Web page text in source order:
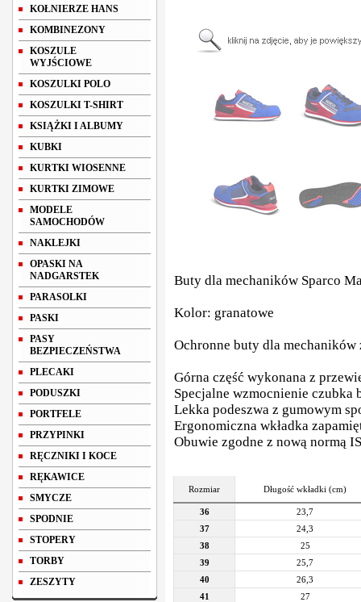
KOŁNIERZE HANS
KOMBINEZONY
KOSZULE
WYJŚCIOWE
KOSZULKI POLO
KOSZULKI T-SHIRT
KSIĄŻKI I ALBUMY
KUBKI
KURTKI WIOSENNE
KURTKI ZIMOWE
MODELE
SAMOCHODÓW
NAKLEJKI
OPASKI NA
NADGARSTEK
PARASOLKI
PASKI
PASY
BEZPIECZEŃSTWA
PLECAKI
PODUSZKI
PORTFELE
PRZYPINKI
RĘCZNIKI I KOCE
RĘKAWICE
SMYCZE
SPODNIE
STOPERY
TORBY
ZESZYTY
Buty dla mechaników Sparco
Kolor: granatowe
Ochronne buty dla
Górna część wykonana z
Specjalne wzmocnienie czubka
Lekka podeszwa z gumowym
Ergonomiczna wkładka
Obuwie zgodne z nową normą
Rozmiar Długość wkładki (cm)
36
23,7
37
24,3
38
25
39
25,7
40
26,3
41
27